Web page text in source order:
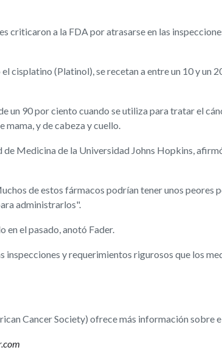
criticaron a la FDA por atrasarse en las
cisplatino (Platinol), se recetan a entre un 10 y un
un 90 por ciento cuando se utiliza para tratar el
mama, y de cabeza y cuello.
de Medicina de la Universidad Johns Hopkins,
de estos fármacos podrían tener unos
administrarlos".
en el pasado, anotó Fader.
inspecciones y requerimientos rigurosos que los
Cancer Society) ofrece más información sobre